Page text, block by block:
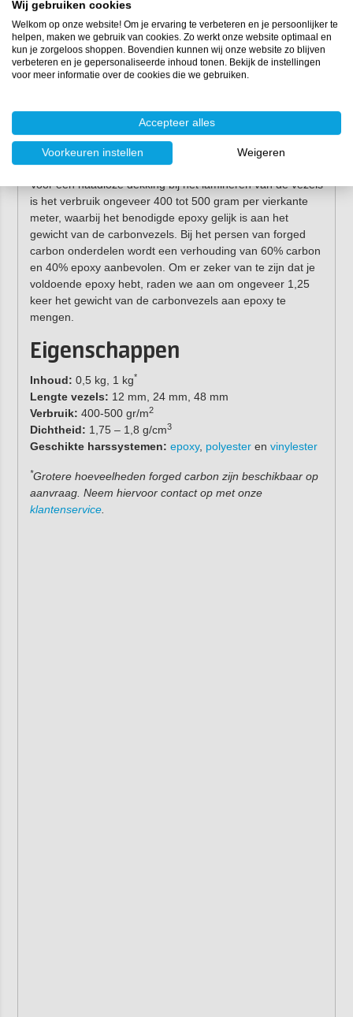
carbonvezels
Om forged carbon te maken kun je gebruik maken van
één van de onderstaande harsen:
Universele epoxyhars snel
Polyesterhars
Vinylesterhars
Voor een naadloze dekking bij het lamineren van de vezels
is het verbruik ongeveer 400 tot 500 gram per vierkante
meter, waarbij het benodigde epoxy gelijk is aan het
gewicht van de carbonvezels. Bij het persen van forged
carbon onderdelen wordt een verhouding van 60% carbon
en 40% epoxy aanbevolen. Om er zeker van te zijn dat je
voldoende epoxy hebt, raden we aan om ongeveer 1,25
keer het gewicht van de carbonvezels aan epoxy te
mengen.
Eigenschappen
Inhoud: 0,5 kg, 1 kg*
Lengte vezels: 12 mm, 24 mm, 48 mm
Verbruik: 400-500 gr/m2
Dichtheid: 1,75 – 1,8 g/cm3
Geschikte harssystemen: epoxy, polyesteren vinylester
*Grotere hoeveelheden forged carbon zijn beschikbaar op
aanvraag. Neem hiervoor contact op met onze
klantenservice.
Wij gebruiken cookies
Welkom op onze website! Om je ervaring te verbeteren en je persoonlijker te
helpen, maken we gebruik van cookies. Zo werkt onze website optimaal en
kun je zorgeloos shoppen. Bovendien kunnen wij onze website zo blijven
verbeteren en je gepersonaliseerde inhoud tonen. Bekijk de instellingen
voor meer informatie over de cookies die we gebruiken.
Accepteer alles
Voorkeuren instellen Weigeren